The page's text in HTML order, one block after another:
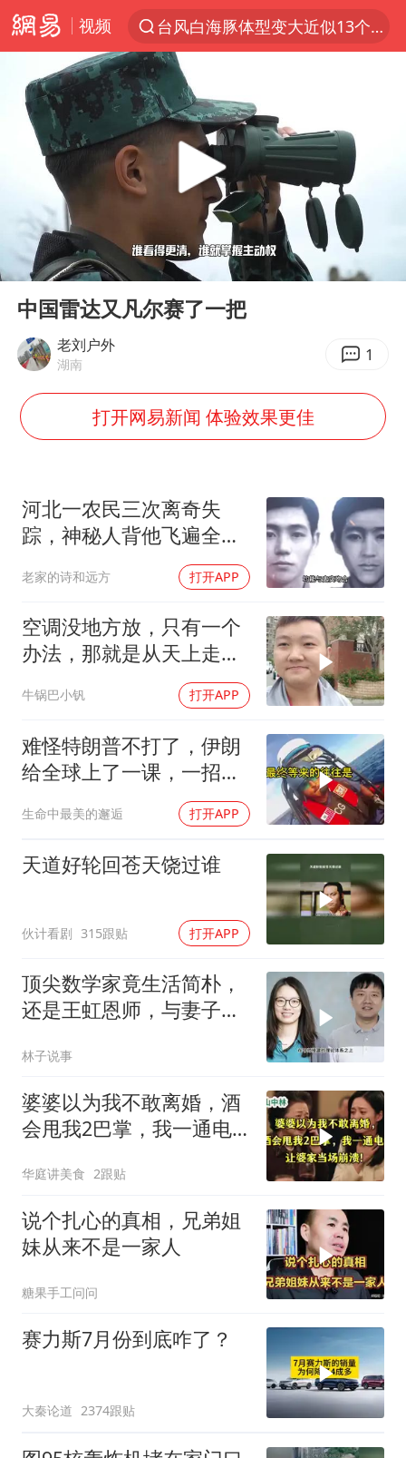
视频
台风白海豚体型变大近似13个浙江面积
夜幕落下 运动上场
改名后的“青海拉面”店
勒沃库森U17主帅盛赞赵松源
台军“汉光秀”开场闹剧多
段绚竞因公牺牲 年仅44岁
“空调24小时开着更省电”不实
“不建议大家买深色蛋糕”
男子杀人后逃进深山21年活得像野人
985博士后被曝在妻子孕期出轨后续
公司“上四休三”但要降薪1000元
47岁妈妈突然产女 26岁女儿：很震惊
如何把百年大党建设得更加坚强有力？
Play
00:00 03:41
中国雷达又凡尔赛了一把
老刘户外
湖南 1
打开网易新闻 体验效果更佳
河北一农民三次离奇失
踪，神秘人背他飞遍全中
国，幕后真相是什么
老家的诗和远方 打开APP
空调没地方放，只有一个
办法，那就是从天上走，
牛锅巴小钒 打开APP
难怪特朗普不打了，伊朗
给全球上了一课，一招吃
生命中最美的邂逅 打开APP
天道好轮回苍天饶过谁
伙计看剧 315跟贴 打开APP
顶尖数学家竟生活简朴，
还是王虹恩师，与妻子合
林子说事
婆婆以为我不敢离婚，酒
会甩我2巴掌，我一通电
华庭讲美食 2跟贴
说个扎心的真相，兄弟姐
妹从来不是一家人
糖果手工问问
赛力斯7月份到底咋了？
大秦论道 2374跟贴